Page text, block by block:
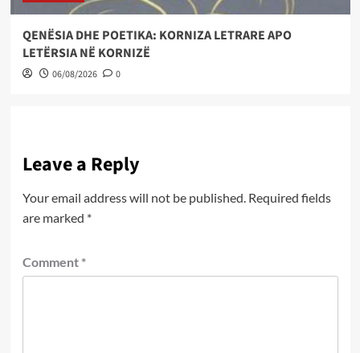
QENËSIA DHE POETIKA: KORNIZA LETRARE APO
LETËRSIA NË KORNIZË
06/08/2026 0
Leave a Reply
Your email address will not be published. Required fields
are marked *
Comment *